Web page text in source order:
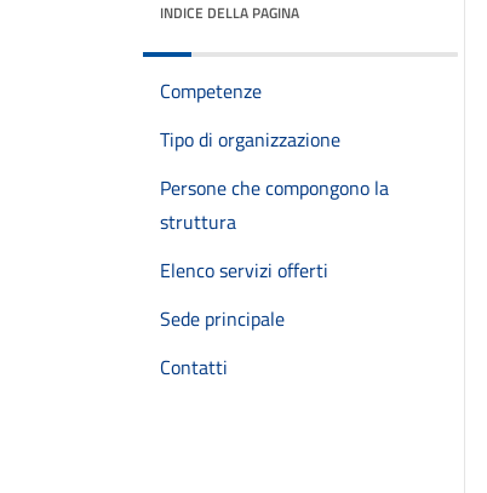
INDICE DELLA PAGINA
Competenze
Tipo di organizzazione
Persone che compongono la
struttura
Elenco servizi offerti
Sede principale
Contatti